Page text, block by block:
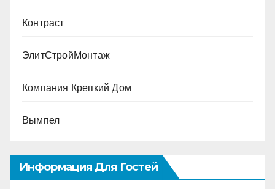
Контраст
ЭлитСтройМонтаж
Компания Крепкий Дом
Вымпел
Информация Для Гостей